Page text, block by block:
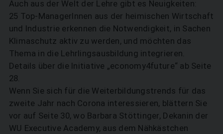
Auch aus der Welt der Lehre gibt es Neuigkeiten:
25 Top-ManagerInnen aus der heimischen Wirtschaft
und Industrie erkennen die Notwendigkeit, in Sachen
Klimaschutz aktiv zu werden, und möchten das
Thema in die Lehrlingsausbildung integrieren.
Details über die Initia­tive „economy4future“ ab Seite
28.
Wenn Sie sich für die Weiterbildungstrends für das
zweite Jahr nach Corona interessieren, blättern Sie
vor auf Seite 30, wo Barbara Stöttinger, Dekanin der
WU Executive Academy, aus dem Nähkästchen